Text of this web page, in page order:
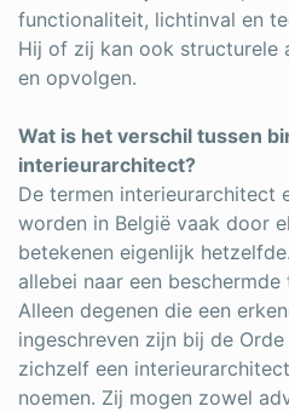
functionaliteit, lichtinval en
Hij of zij kan ook structurele
en opvolgen.
Wat is het verschil tussen
interieurarchitect?
De termen interieurarchitect
worden in België vaak door
betekenen eigenlijk
allebei naar een beschermde
Alleen degenen die een
ingeschreven zijn bij de
zichzelf een
noemen. Zij mogen zowel